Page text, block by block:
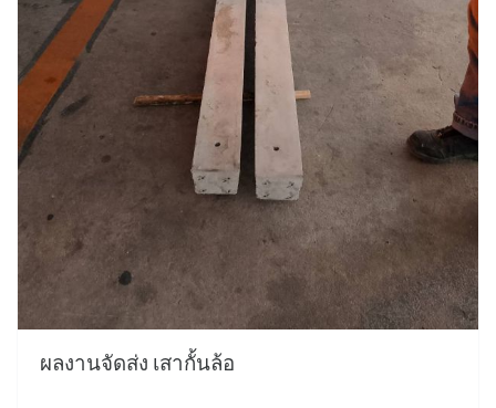
ผลงานจัดส่ง เสากั้นล้อ